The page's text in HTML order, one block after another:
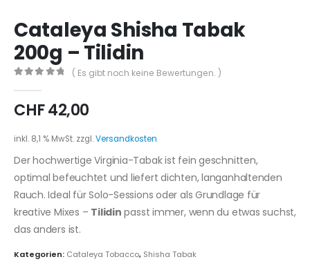
Cataleya Shisha Tabak
200g – Tilidin
( Es gibt noch keine Bewertungen. )
CHF42,00
inkl. 8,1 % MwSt. zzgl.Versandkosten
Der hochwertige Virginia-Tabak ist fein geschnitten,
optimal befeuchtet und liefert dichten, langanhaltenden
Rauch. Ideal für Solo-Sessions oder als Grundlage für
kreative Mixes – Tilidin passt immer, wenn du etwas suchst,
das anders ist.
Kategorien: Cataleya Tobacco, Shisha Tabak